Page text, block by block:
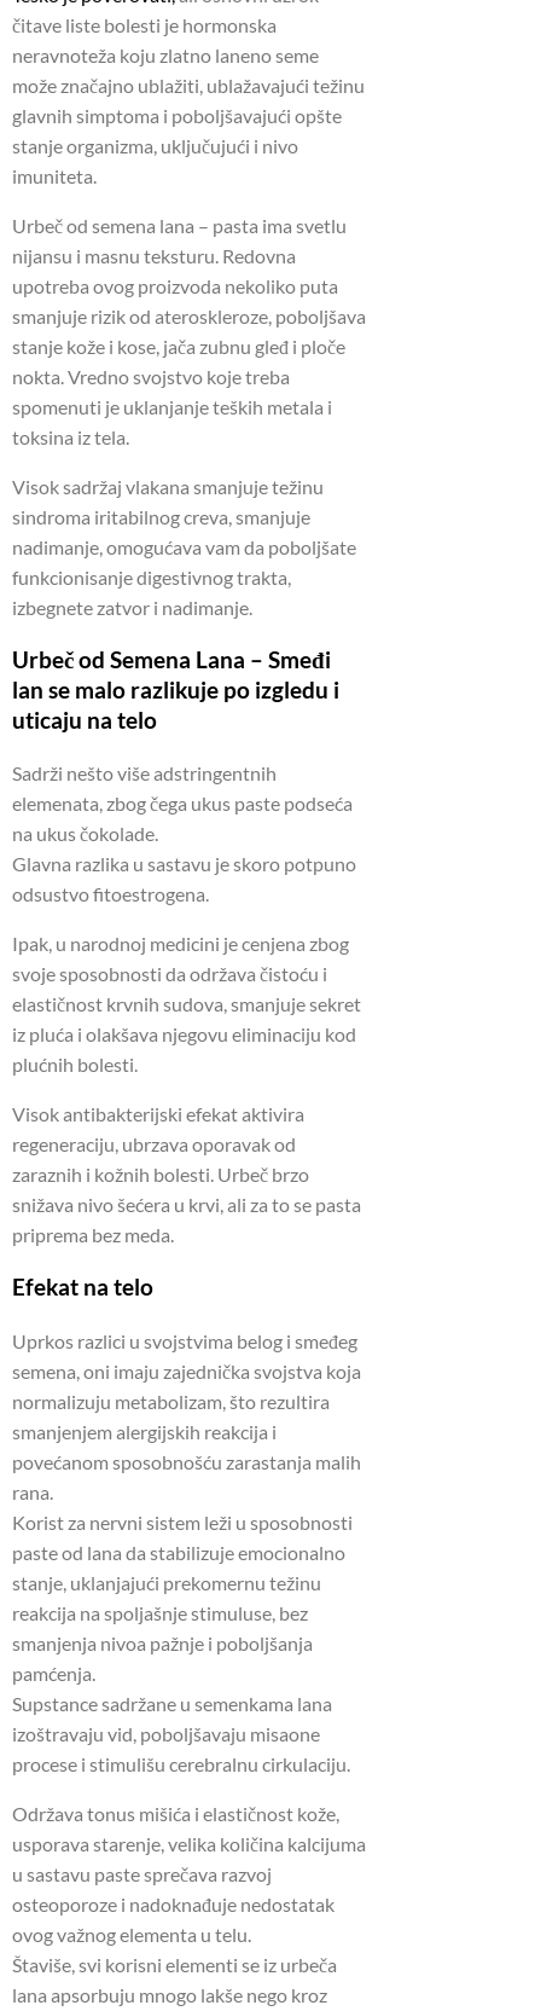
čitave liste bolesti je hormonska
neravnoteža koju zlatno laneno seme
može značajno ublažiti, ublažavajući težinu
glavnih simptoma i poboljšavajući opšte
stanje organizma, uključujući i nivo
imuniteta.
Urbeč od semena lana – pasta ima svetlu
nijansu i masnu teksturu. Redovna
upotreba ovog proizvoda nekoliko puta
smanjuje rizik od ateroskleroze, poboljšava
stanje kože i kose, jača zubnu gleđ i ploče
nokta. Vredno svojstvo koje treba
spomenuti je uklanjanje teških metala i
toksina iz tela.
Visok sadržaj vlakana smanjuje težinu
sindroma iritabilnog creva, smanjuje
nadimanje, omogućava vam da poboljšate
funkcionisanje digestivnog trakta,
izbegnete zatvor i nadimanje.
Urbeč od Semena Lana – Smeđi
lan se malo razlikuje po izgledu i
uticaju na telo
Sadrži nešto više adstringentnih
elemenata, zbog čega ukus paste podseća
na ukus čokolade.
Glavna razlika u sastavu je skoro potpuno
odsustvo fitoestrogena.
Ipak, u narodnoj medicini je cenjena zbog
svoje sposobnosti da održava čistoću i
elastičnost krvnih sudova, smanjuje sekret
iz pluća i olakšava njegovu eliminaciju kod
plućnih bolesti.
Visok antibakterijski efekat aktivira
regeneraciju, ubrzava oporavak od
zaraznih i kožnih bolesti. Urbeč brzo
snižava nivo šećera u krvi, ali za to se pasta
priprema bez meda.
Efekat na telo
Uprkos razlici u svojstvima belog i smeđeg
semena, oni imaju zajednička svojstva koja
normalizuju metabolizam, što rezultira
smanjenjem alergijskih reakcija i
povećanom sposobnošću zarastanja malih
rana.
Korist za nervni sistem leži u sposobnosti
paste od lana da stabilizuje emocionalno
stanje, uklanjajući prekomernu težinu
reakcija na spoljašnje stimuluse, bez
smanjenja nivoa pažnje i poboljšanja
pamćenja.
Supstance sadržane u semenkama lana
izoštravaju vid, poboljšavaju misaone
procese i stimulišu cerebralnu cirkulaciju.
Održava tonus mišića i elastičnost kože,
usporava starenje, velika količina kalcijuma
u ​​sastavu paste sprečava razvoj
osteoporoze i nadoknađuje nedostatak
ovog važnog elementa u telu.
Štaviše, svi korisni elementi se iz urbeča
lana apsorbuju mnogo lakše nego kroz